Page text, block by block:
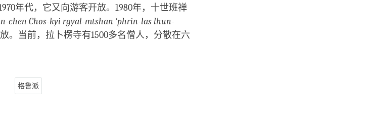
年代，它又向游客开放。1980年，十世班禅
chen Chos-kyi rgyal-mtshan ‘phrin-las lhun-
。当前，拉卜楞寺有1500多名僧人，分散在六
格鲁派